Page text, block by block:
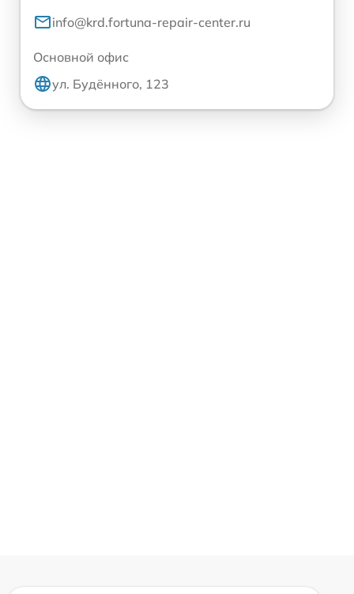
info@krd.fortuna-repair-center.ru
Основной офис
ул. Будённого, 123